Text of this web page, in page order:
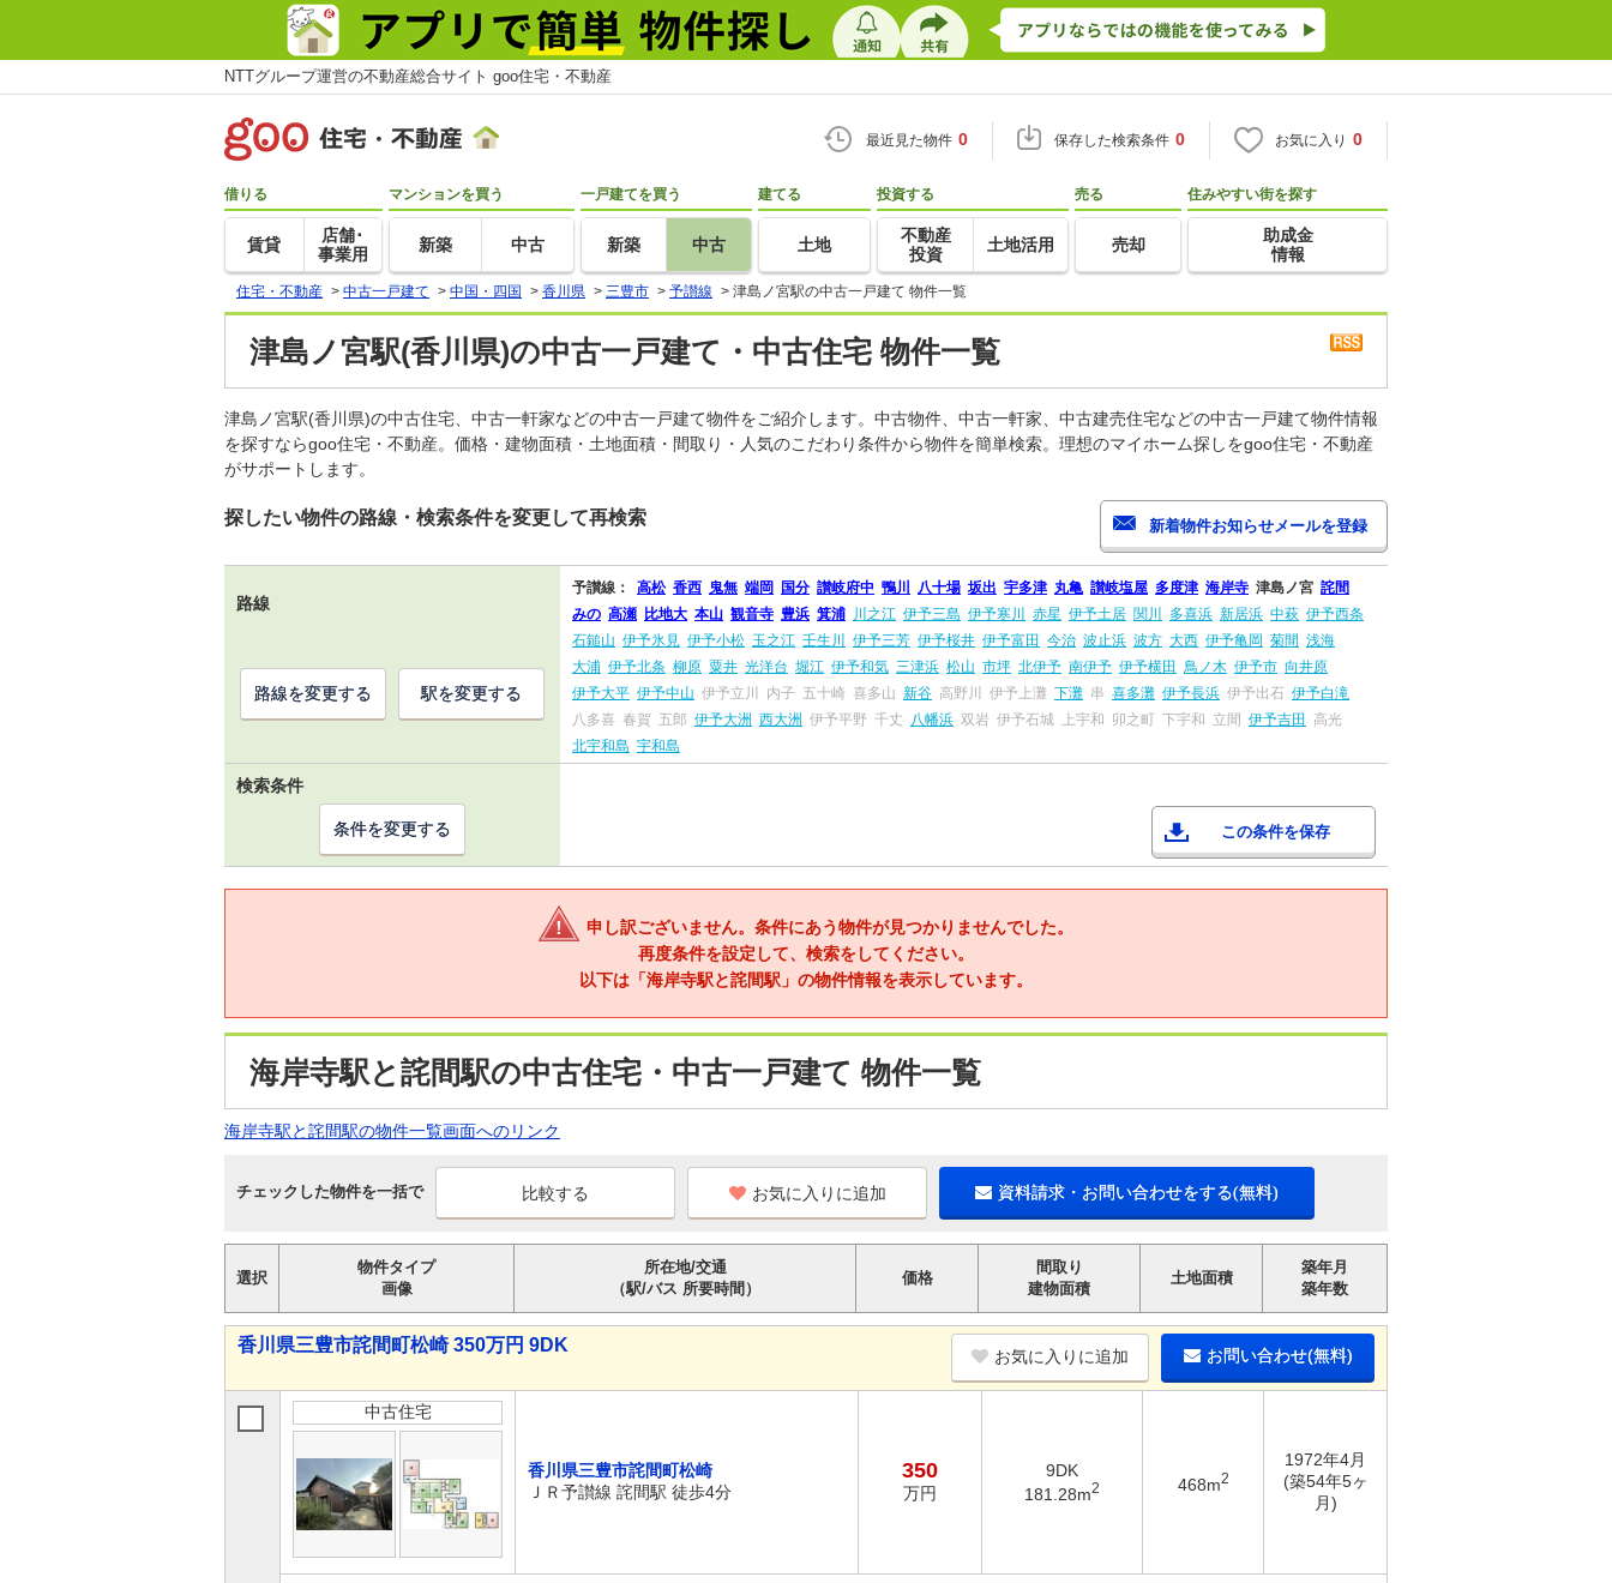
NTTグループ運営の不動産総合サイト goo住宅・不動産
最近見た物件 0 保存した検索条件 0 お気に入り 0
借りる
賃貸
店舗･
事業用
マンションを買う
新築 中古
一戸建てを買う
新築 中古
建てる
土地
投資する
不動産
投資
土地活用
売る
売却
住みやすい街を探す
助成金
情報
住宅・不動産 > 中古一戸建て > 中国・四国 > 香川県 > 三豊市 > 予讃線 > 津島ノ宮駅の中古一戸建て 物件一覧
津島ノ宮駅(香川県)の中古一戸建て・中古住宅 物件一覧
津島ノ宮駅(香川県)の中古住宅、中古一軒家などの中古一戸建て物件をご紹介します。中古物件、中古一軒家、中古建売住宅などの中古一戸建て物件情報
を探すならgoo住宅・不動産。価格・建物面積・土地面積・間取り・人気のこだわり条件から物件を簡単検索。理想のマイホーム探しをgoo住宅・不動産
がサポートします。
探したい物件の路線・検索条件を変更して再検索
路線
予讃線： 高松 香西 鬼無 端岡 国分 讃岐府中 鴨川 八十場 坂出 宇多津 丸亀 讃岐塩屋 多度津 海岸寺 津島ノ宮 詫間
みの 高瀬 比地大 本山 観音寺 豊浜 箕浦 川之江 伊予三島 伊予寒川 赤星 伊予土居 関川 多喜浜 新居浜 中萩 伊予西条
石鎚山 伊予氷見 伊予小松 玉之江 壬生川 伊予三芳 伊予桜井 伊予富田 今治 波止浜 波方 大西 伊予亀岡 菊間 浅海
大浦 伊予北条 柳原 粟井 光洋台 堀江 伊予和気 三津浜 松山 市坪 北伊予 南伊予 伊予横田 鳥ノ木 伊予市 向井原
伊予大平 伊予中山 伊予立川 内子 五十崎 喜多山 新谷 高野川 伊予上灘 下灘 串 喜多灘 伊予長浜 伊予出石 伊予白滝
八多喜 春賀 五郎 伊予大洲 西大洲 伊予平野 千丈 八幡浜 双岩 伊予石城 上宇和 卯之町 下宇和 立間 伊予吉田
高光
北宇和島 宇和島
路線を変更する 駅を変更する
検索条件
この条件を保存
条件を変更する
申し訳ございません。条件にあう物件が見つかりませんでした。
再度条件を設定して、検索をしてください。
以下は「海岸寺駅と詫間駅」の物件情報を表示しています。
海岸寺駅と詫間駅の中古住宅・中古一戸建て 物件一覧
海岸寺駅と詫間駅の物件一覧画面へのリンク
チェックした物件を一括で お気に入りに追加 資料請求・お問い合わせをする(無料)
選択
物件タイプ
画像
所在地/交通
（駅/バス 所要時間）
価格
間取り
建物面積
土地面積
築年月
築年数
香川県三豊市詫間町松崎 350万円 9DK
お気に入りに追加 お問い合わせ(無料)
中古住宅
香川県三豊市詫間町松崎
ＪＲ予讃線 詫間駅 徒歩4分
350
万円
9DK
181.28m2 468m2
1972年4月
(築54年5ヶ
月)